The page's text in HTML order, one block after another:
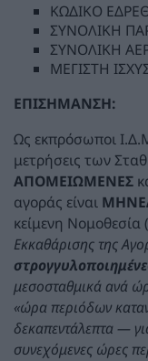
ΚΩΔΙΚΟ
ΣΥΝΟΛΙΚΗ
ΣΥΝΟΛΙΚΗ
ΜΕΓΙΣΤΗ
ΕΠΙΣΗΜΑΝΣΗ:
Ως εκπρόσωποι
μετρήσεις των
ΑΠΟΜΕΙΩΜΕΝΕΣ
αγοράς είναι
κείμενη Νομοθεσία
Εκκαθάρισης της
μεσοσταθμικά ανά
«ώρα περιόδων
δεκαπεντάλεπτα —
συνεχόμενες ώρες